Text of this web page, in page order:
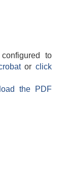
to
orclick
the PDF